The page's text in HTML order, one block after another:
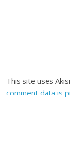
This site uses
comment data is